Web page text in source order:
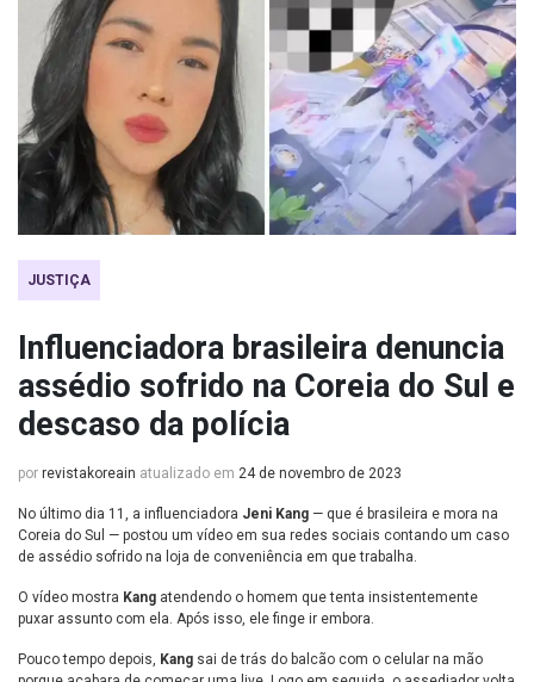
JUSTIÇA
Influenciadora brasileira denuncia
assédio sofrido na Coreia do Sul e
descaso da polícia
por revistakoreain atualizado em 24 de novembro de 2023
No último dia 11, a influenciadora Jeni Kang — que é brasileira e mora na
Coreia do Sul — postou um vídeo em sua redes sociais contando um caso
de assédio sofrido na loja de conveniência em que trabalha.
O vídeo mostra Kang atendendo o homem que tenta insistentemente
puxar assunto com ela. Após isso, ele finge ir embora.
Pouco tempo depois, Kang sai de trás do balcão com o celular na mão